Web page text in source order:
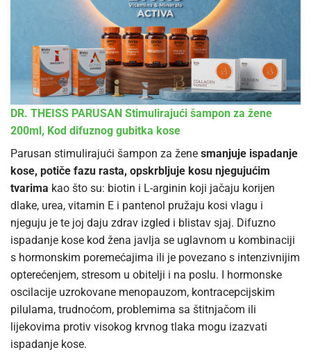
DR. THEISS PARUSAN Stimulirajući šampon za žene
200ml, Kod difuznog gubitka kose
Parusan stimulirajući šampon za žene smanjuje ispadanje
kose, potiče fazu rasta, opskrbljuje kosu njegujućim
tvarima kao što su: biotin i L-arginin koji jačaju korijen
dlake, urea, vitamin E i pantenol pružaju kosi vlagu i
njeguju je te joj daju zdrav izgled i blistav sjaj. Difuzno
ispadanje kose kod žena javlja se uglavnom u kombinaciji
s hormonskim poremećajima ili je povezano s intenzivnijim
opterećenjem, stresom u obitelji i na poslu. I hormonske
oscilacije uzrokovane menopauzom, kontracepcijskim
pilulama, trudnoćom, problemima sa štitnjačom ili
lijekovima protiv visokog krvnog tlaka mogu izazvati
ispadanje kose.